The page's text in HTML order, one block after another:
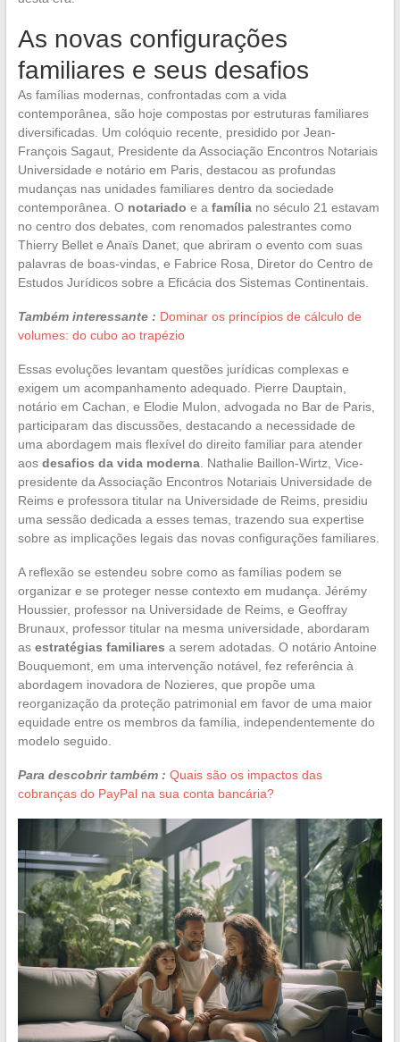
As novas configurações
familiares e seus desafios
As famílias modernas, confrontadas com a vida
contemporânea, são hoje compostas por estruturas familiares
diversificadas. Um colóquio recente, presidido por Jean-
François Sagaut, Presidente da Associação Encontros Notariais
Universidade e notário em Paris, destacou as profundas
mudanças nas unidades familiares dentro da sociedade
contemporânea. O notariado e a famíliano século 21 estavam
no centro dos debates, com renomados palestrantes como
Thierry Bellet e Anaïs Danet, que abriram o evento com suas
palavras de boas-vindas, e Fabrice Rosa, Diretor do Centro de
Estudos Jurídicos sobre a Eficácia dos Sistemas Continentais.
Também interessante : Dominar os princípios de cálculo de
volumes: do cubo ao trapézio
Essas evoluções levantam questões jurídicas complexas e
exigem um acompanhamento adequado. Pierre Dauptain,
notário em Cachan, e Elodie Mulon, advogada no Bar de Paris,
participaram das discussões, destacando a necessidade de
uma abordagem mais flexível do direito familiar para atender
aos desafios da vida moderna. Nathalie Baillon-Wirtz, Vice-
presidente da Associação Encontros Notariais Universidade de
Reims e professora titular na Universidade de Reims, presidiu
uma sessão dedicada a esses temas, trazendo sua expertise
sobre as implicações legais das novas configurações familiares.
A reflexão se estendeu sobre como as famílias podem se
organizar e se proteger nesse contexto em mudança. Jérémy
Houssier, professor na Universidade de Reims, e Geoffray
Brunaux, professor titular na mesma universidade, abordaram
as estratégias familiares a serem adotadas. O notário Antoine
Bouquemont, em uma intervenção notável, fez referência à
abordagem inovadora de Nozieres, que propõe uma
reorganização da proteção patrimonial em favor de uma maior
equidade entre os membros da família, independentemente do
modelo seguido.
Para descobrir também : Quais são os impactos das
cobranças do PayPal na sua conta bancária?